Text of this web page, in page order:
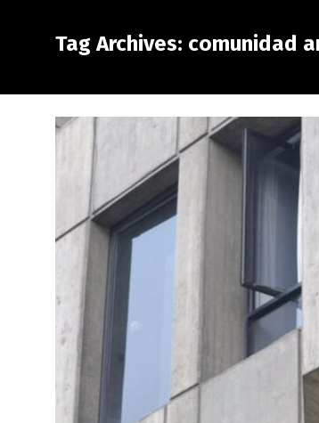
Tag Archives: comunidad